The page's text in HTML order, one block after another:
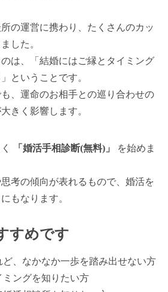
の運営に携わり、たくさんのカッ
した。
は、「結婚にはご縁とタイミング
ということです。
、運命のお相手との巡り合わせの
きく影響します。
「婚活手相診断(無料)」
を始めま
考の傾向が表れるもので、婚活を
もなります。
すめです
、なかなか一歩を踏み出せない方
ングを知りたい方